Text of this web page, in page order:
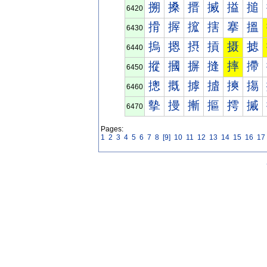
6420 搠 搡 搢 搣 搤 搥
6430 搰 搱 搲 搳 搴 搵
6440 摀 摁 摂 摃 摄 摅
6450 摐 摑 摒 摓 摔 摕
6460 摠 摡 摢 摣 摤 摥
6470 摰 摱 摲 摳 摴 摵
Pages:
1 2 3 4 5 6 7 8 [9] 10 11 12 13 14 15 16 17